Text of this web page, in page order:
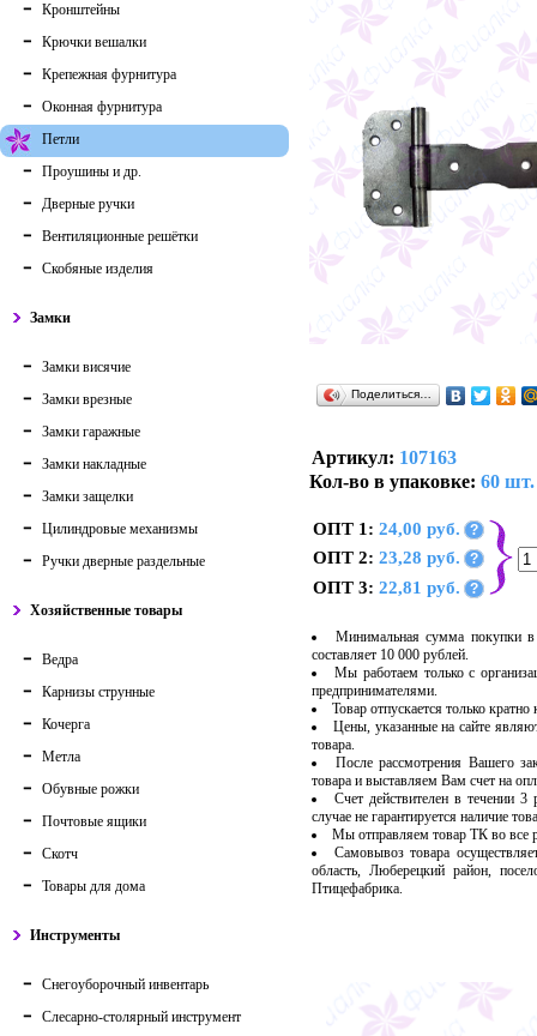
Кронштейны
Крючки вешалки
Крепежная фурнитура
Оконная фурнитура
Петли
Проушины и др.
Дверные ручки
Вентиляционные решётки
Скобяные изделия
Замки
Замки висячие
Замки врезные
Замки гаражные
Замки накладные
Замки защелки
Цилиндровые механизмы
Ручки дверные раздельные
Хозяйственные товары
Ведра
Карнизы струнные
Кочерга
Метла
Обувные рожки
Почтовые ящики
Скотч
Товары для дома
Инструменты
Снегоуборочный инвентарь
Слесарно-столярный инструмент
Поделиться…
Артикул: 107163
Кол-во в упаковке: 60 шт.
ОПТ 1: 24,00 руб. ?
ОПТ 2: 23,28 руб. ?
ОПТ 3: 22,81 руб. ?
Минимальная сумма покупки в
составляет 10 000 рублей.
Мы работаем только с
предпринимателями.
Товар отпускается только
Цены, указанные на сайте
товара.
После рассмотрения Вашего
товара и выставляем Вам счет на
Счет действителен в течении
случае не гарантируется наличие
Мы отправляем товар ТК во
Самовывоз товара
область, Люберецкий район,
Птицефабрика.